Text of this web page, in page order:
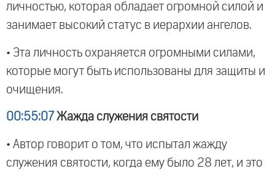
личностью, которая обладает огромной силой и
занимает высокий статус в иерархии ангелов.
• Эта личность охраняется огромными силами,
которые могут быть использованы для защиты и
очищения.
00:55:07 Жажда служения святости
• Автор говорит о том, что испытал жажду
служения святости, когда ему было 28 лет, и это